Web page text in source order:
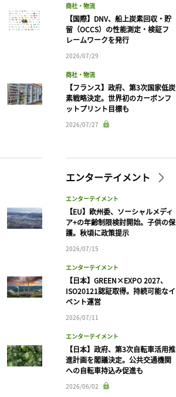
商社・物流
【国際】DNV、船上炭素回収・貯
留（OCCS）の性能測定・検証フ
レームワークを発行
2026/07/29
商社・物流
【フランス】政府、第3次国家低炭
素戦略決定。世界初のカーボンフ
ットプリント目標も
2026/07/27
エンターテイメント
エンターテイメント
【EU】欧州委、ソーシャルメディ
ア+の年齢制限検討開始。子供の保
護。秋頃に政策提示
2026/07/15
エンターテイメント
【日本】GREEN×EXPO 2027、
ISO20121認証取得。持続可能なイ
ベント運営
2026/07/11
エンターテイメント
【日本】政府、第3次自転車活用推
進計画を閣議決定。公共交通機関
への自転車持込み促進も
2026/06/02